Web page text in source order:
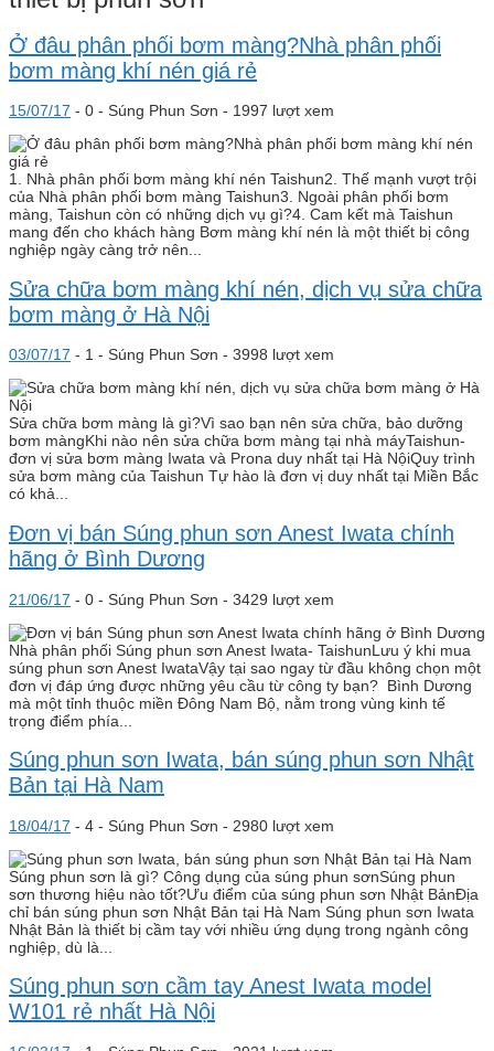
Ở đâu phân phối bơm màng?Nhà phân phối
bơm màng khí nén giá rẻ
15/07/17 - 0 - Súng Phun Sơn - 1997 lượt xem
1. Nhà phân phối bơm màng khí nén Taishun2. Thế mạnh vượt trội
của Nhà phân phối bơm màng Taishun3. Ngoài phân phối bơm
màng, Taishun còn có những dịch vụ gì?4. Cam kết mà Taishun
mang đến cho khách hàng Bơm màng khí nén là một thiết bị công
nghiệp ngày càng trở nên...
Sửa chữa bơm màng khí nén, dịch vụ sửa chữa
bơm màng ở Hà Nội
03/07/17 - 1 - Súng Phun Sơn - 3998 lượt xem
Sửa chữa bơm màng là gì?Vì sao bạn nên sửa chữa, bảo dưỡng
bơm màngKhi nào nên sửa chữa bơm màng tại nhà máyTaishun-
đơn vị sửa bơm màng Iwata và Prona duy nhất tại Hà NộiQuy trình
sửa bơm màng của Taishun Tự hào là đơn vị duy nhất tại Miền Bắc
có khả...
Đơn vị bán Súng phun sơn Anest Iwata chính
hãng ở Bình Dương
21/06/17 - 0 - Súng Phun Sơn - 3429 lượt xem
Nhà phân phối Súng phun sơn Anest Iwata- TaishunLưu ý khi mua
súng phun sơn Anest IwataVậy tại sao ngay từ đầu không chọn một
đơn vị đáp ứng được những yêu cầu từ công ty bạn? Bình Dương
mà một tỉnh thuộc miền Đông Nam Bộ, nằm trong vùng kinh tế
trọng điểm phía...
Súng phun sơn Iwata, bán súng phun sơn Nhật
Bản tại Hà Nam
18/04/17 - 4 - Súng Phun Sơn - 2980 lượt xem
Súng phun sơn là gì? Công dụng của súng phun sơnSúng phun
sơn thương hiệu nào tốt?Ưu điểm của súng phun sơn Nhật BảnĐịa
chỉ bán súng phun sơn Nhật Bản tại Hà Nam Súng phun sơn Iwata
Nhật Bản là thiết bị cầm tay với nhiều ứng dụng trong ngành công
nghiệp, dù là...
Súng phun sơn cầm tay Anest Iwata model
W101 rẻ nhất Hà Nội